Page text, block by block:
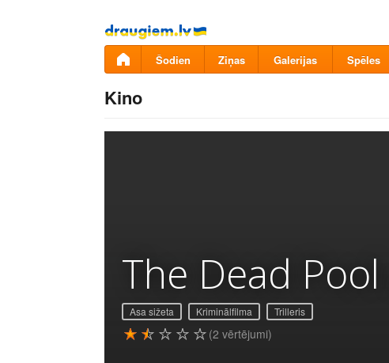
Pāriet
uz
saturu
Šodien Ziņas Galerijas Spēles
Kino
The Dead Pool
Asa sižeta Kriminālfilma Trilleris
(2 vērtējumi)